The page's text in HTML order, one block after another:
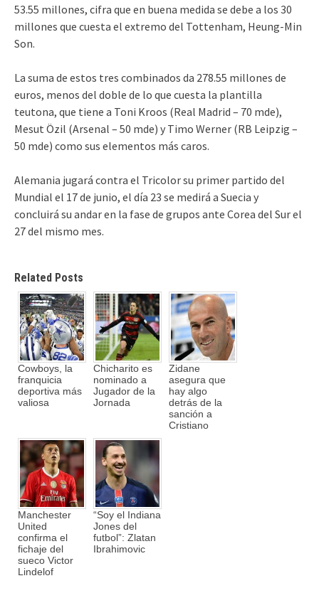
53.55 millones, cifra que en buena medida se debe a los 30
millones que cuesta el extremo del Tottenham, Heung-Min
Son.
La suma de estos tres combinados da 278.55 millones de
euros, menos del doble de lo que cuesta la plantilla
teutona, que tiene a Toni Kroos (Real Madrid – 70 mde),
Mesut Özil (Arsenal – 50 mde) y Timo Werner (RB Leipzig –
50 mde) como sus elementos más caros.
Alemania jugará contra el Tricolor su primer partido del
Mundial el 17 de junio, el día 23 se medirá a Suecia y
concluirá su andar en la fase de grupos ante Corea del Sur el
27 del mismo mes.
Related Posts
Cowboys, la
franquicia
deportiva más
valiosa
Chicharito es
nominado a
Jugador de la
Jornada
Zidane
asegura que
hay algo
detrás de la
sanción a
Cristiano
Manchester
United
confirma el
fichaje del
sueco Victor
Lindelof
“Soy el Indiana
Jones del
futbol”: Zlatan
Ibrahimovic